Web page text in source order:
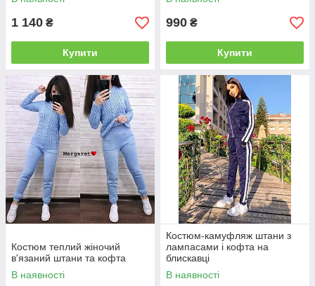
1 140 ₴
Купити
990 ₴
Купити
Костюм теплий жіночий
в'язаний штани та кофта
В наявності
Костюм-камуфляж штани з
лампасами і кофта на
блискавці
В наявності